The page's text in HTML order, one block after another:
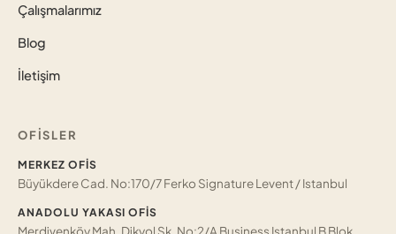
Çalışmalarımız
Blog
İletişim
OFISLER
MERKEZ OFIS
Büyükdere Cad. No:170/7 Ferko Signature Levent / Istanbul
ANADOLU YAKASI OFIS
Merdivenköy Mah. Dikyol Sk. No:2/A Business Istanbul B Blok